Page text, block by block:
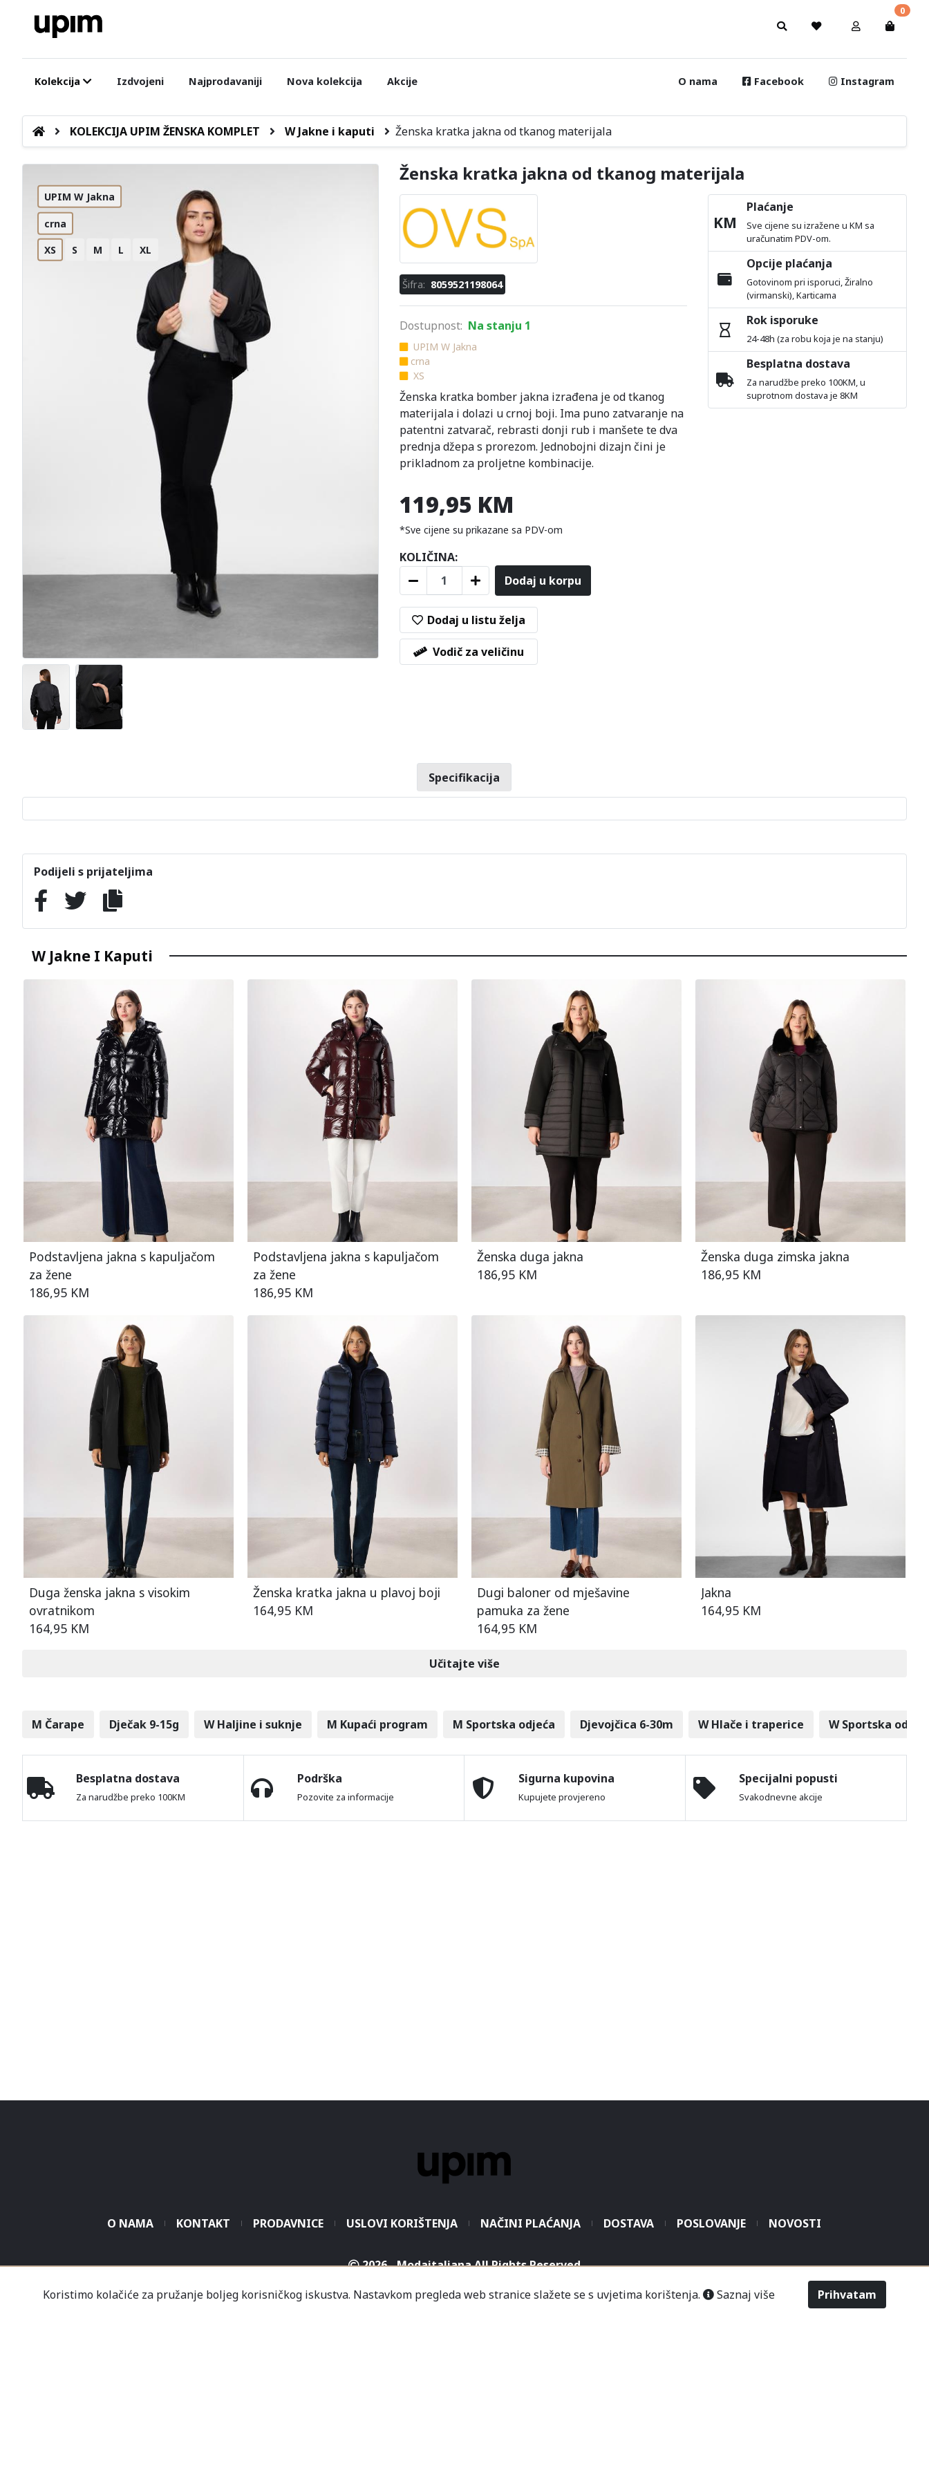
Koristimo kolačiće za pružanje boljeg korisničkog iskustva. Nastavkom pregleda web stranice slažete se s uvjetima korištenja. Saznaj više Prihvatam
0
Kolekcija Izdvojeni Najprodavaniji Nova kolekcija Akcije O nama Facebook Instagram
KOLEKCIJA UPIM ŽENSKA KOMPLET W Jakne i kaputi Ženska kratka jakna od tkanog materijala
UPIM W Jakna
crna
XS S M L XL
Ženska kratka jakna od tkanog materijala
Šifra: 8059521198064
Dostupnost: Na stanju 1
UPIM W Jakna
crna
XS
Ženska kratka bomber jakna izrađena je od tkanog
materijala i dolazi u crnoj boji. Ima puno zatvaranje na
patentni zatvarač, rebrasti donji rub i manšete te dva
prednja džepa s prorezom. Jednobojni dizajn čini je
prikladnom za proljetne kombinacije.
119,95 KM
*Sve cijene su prikazane sa PDV-om
KOLIČINA:
Dodaj u korpu
Dodaj u listu želja
Vodič za veličinu
KM
Plaćanje
Sve cijene su izražene u KM sa
uračunatim PDV-om.
Opcije plaćanja
Gotovinom pri isporuci, Žiralno
(virmanski), Karticama
Rok isporuke
24-48h (za robu koja je na stanju)
Besplatna dostava
Za narudžbe preko 100KM, u
suprotnom dostava je 8KM
Specifikacija
Podijeli s prijateljima
W Jakne I Kaputi
Podstavljena jakna s kapuljačom
za žene
186,95 KM
Podstavljena jakna s kapuljačom
za žene
186,95 KM
Ženska duga jakna
186,95 KM
Ženska duga zimska jakna
186,95 KM
Duga ženska jakna s visokim
ovratnikom
164,95 KM
Ženska kratka jakna u plavoj boji
164,95 KM
Dugi baloner od mješavine
pamuka za žene
164,95 KM
Jakna
164,95 KM
Učitajte više
M Čarape Dječak 9-15g W Haljine i suknje M Kupaći program M Sportska odjeća Djevojčica 6-30m W Hlače i traperice W Sportska
Besplatna dostava
Za narudžbe preko 100KM
Podrška
Pozovite za informacije
Sigurna kupovina
Kupujete provjereno
Specijalni popusti
Svakodnevne akcije
O NAMA KONTAKT PRODAVNICE USLOVI KORIŠTENJA NAČINI PLAĆANJA DOSTAVA POSLOVANJE NOVOSTI
2026 - Modaitaliana All Rights Reserved
Tvrtka Mališić MP d.o.o. - Sjedište poduzeća je unutar Prodajnog centra „Mališić“ Čitluk-Međugorje.